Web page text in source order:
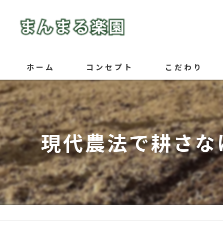
ホーム コンセプト こだわり
現代農法で耕さな